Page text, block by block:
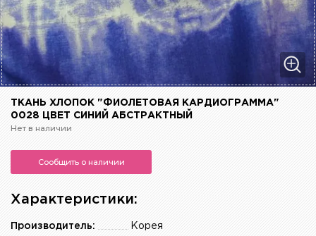
ТКАНЬ ХЛОПОК "ФИОЛЕТОВАЯ КАРДИОГРАММА"
0028 ЦВЕТ СИНИЙ АБСТРАКТНЫЙ
Нет в наличии
Сообщить о наличии
Характеристики:
Корея
Производитель: